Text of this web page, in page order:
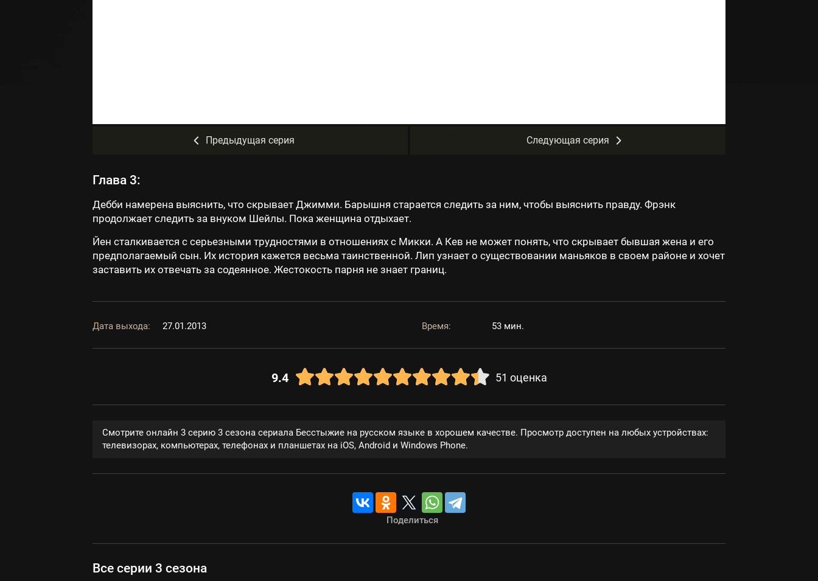
Предыдущая серия Следующая серия
Глава 3:
Дебби намерена выяснить, что скрывает Джимми. Барышня старается следить за ним, чтобы выяснить правду. Фрэнк
продолжает следить за внуком Шейлы. Пока женщина отдыхает.
Йен сталкивается с серьезными трудностями в отношениях с Микки. А Кев не может понять, что скрывает бывшая жена и его
предполагаемый сын. Их история кажется весьма таинственной. Лип узнает о существовании маньяков в своем районе и хочет
заставить их отвечать за содеянное. Жестокость парня не знает границ.
Дата выхода: 27.01.2013 Время: 53 мин.
9.4 51 оценка
Смотрите онлайн 3 серию 3 сезона сериала Бесстыжие на русском языке в хорошем качестве. Просмотр доступен на любых устройствах:
телевизорах, компьютерах, телефонах и планшетах на iOS, Android и Windows Phone.
Поделиться
Все серии 3 сезона